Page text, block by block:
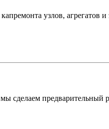
узлов, агрегатов и
сделаем предварительный